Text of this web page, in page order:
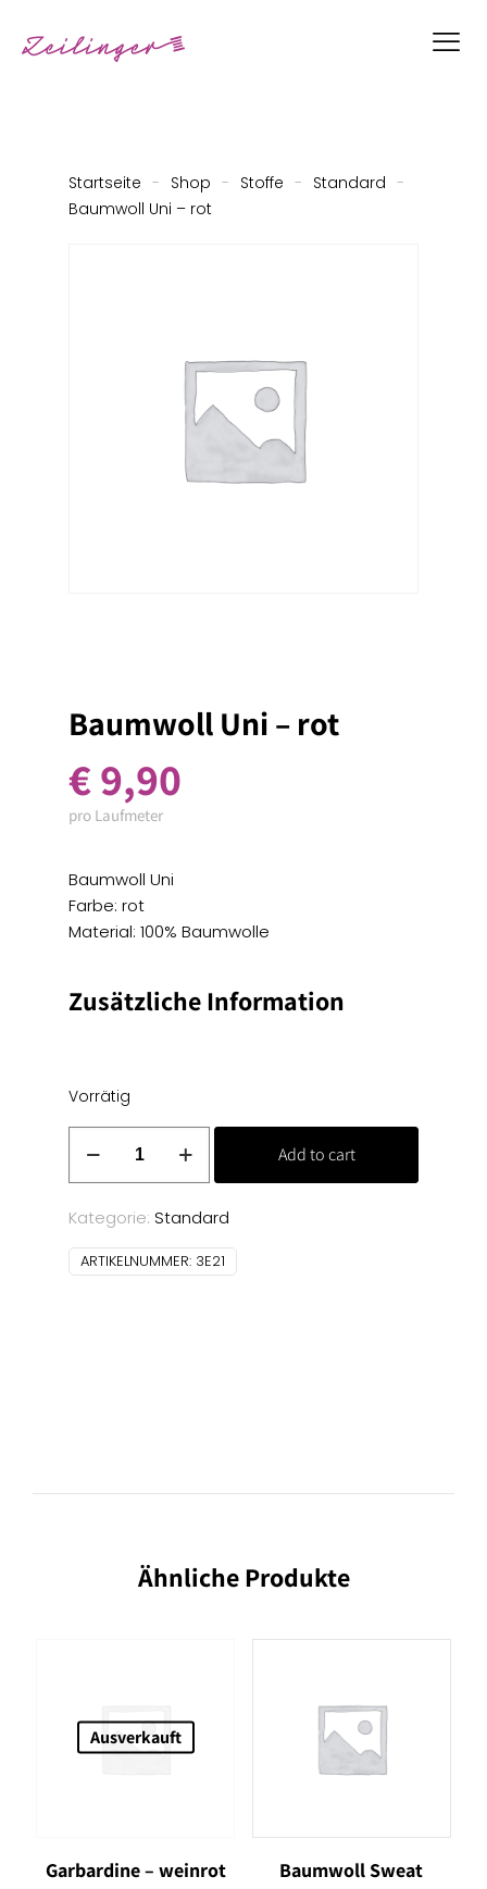
Startseite - Shop - Stoffe - Standard -
Baumwoll Uni – rot
Baumwoll Uni – rot
€9,90
pro Laufmeter
Baumwoll Uni
Farbe: rot
Material: 100% Baumwolle
Zusätzliche Information
Vorrätig
-
rot
Menge
Add to cart
Kategorie: Standard
ARTIKELNUMMER: 3E21
Ähnliche Produkte
Ausverkauft
Garbardine – weinrot
Baumwoll Sweat